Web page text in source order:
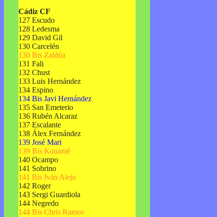
Cádiz CF
127 Escudo
128 Ledesma
129 David Gil
130 Carcelén
130 Bis Zaldúa
131 Fali
132 Chust
133 Luis Hernández
134 Espino
134 Bis Javi Hernández
135 San Emeterio
136 Rubén Alcaraz
137 Escalante
138 Álex Fernández
139 José Mari
139 Bis Kouamé
140 Ocampo
141 Sobrino
141 Bis Iván Alejo
142 Roger
143 Sergi Guardiola
144 Negredo
144 Bis Chris Ramos